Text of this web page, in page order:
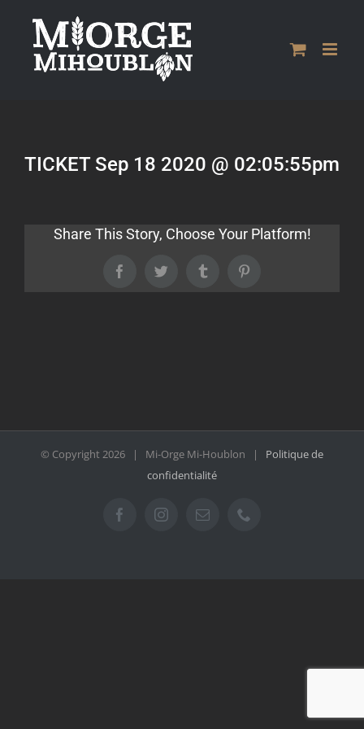
contenu
TICKET Sep 18 2020 @ 02:05:55pm
Share This Story, Choose Your Platform!
FacebookTwitter Tumblr
© Copyright2026 | Mi-Orge Mi-Houblon | Politique de
confidentialité
FacebookInstagramEmail